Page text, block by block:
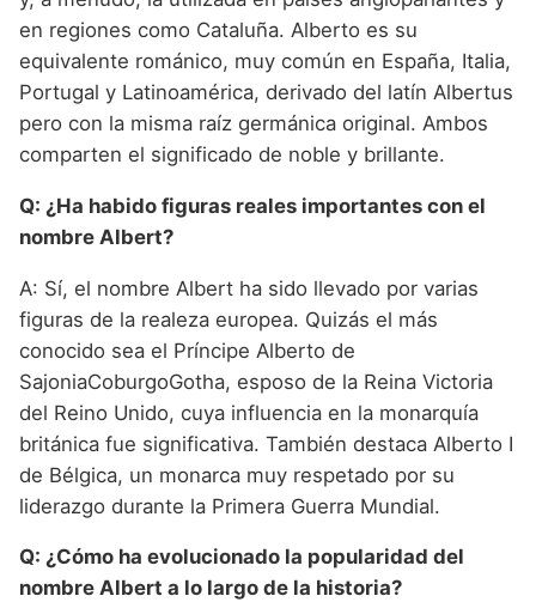
en regiones como Cataluña. Alberto es su
equivalente románico, muy común en España, Italia,
Portugal y Latinoamérica, derivado del latín Albertus
pero con la misma raíz germánica original. Ambos
comparten el significado de noble y brillante.
Q: ¿Ha habido figuras reales importantes con el
nombre Albert?
A: Sí, el nombre Albert ha sido llevado por varias
figuras de la realeza europea. Quizás el más
conocido sea el Príncipe Alberto de
SajoniaCoburgoGotha, esposo de la Reina Victoria
del Reino Unido, cuya influencia en la monarquía
británica fue significativa. También destaca Alberto I
de Bélgica, un monarca muy respetado por su
liderazgo durante la Primera Guerra Mundial.
Q: ¿Cómo ha evolucionado la popularidad del
nombre Albert a lo largo de la historia?